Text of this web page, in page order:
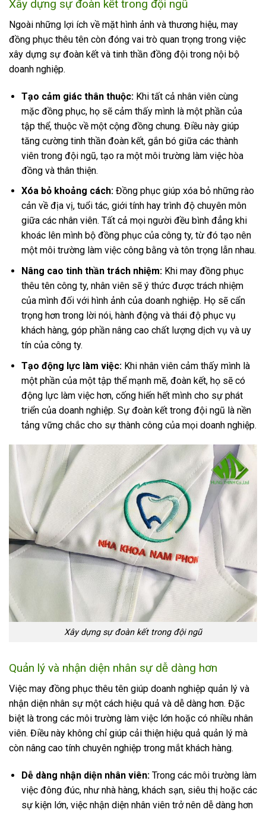
Xây dựng sự đoàn kết trong đội ngũ
Ngoài những lợi ích về mặt hình ảnh và thương hiệu, may
đồng phục thêu tên còn đóng vai trò quan trọng trong việc
xây dựng sự đoàn kết và tinh thần đồng đội trong nội bộ
doanh nghiệp.
Tạo cảm giác thân thuộc: Khi tất cả nhân viên cùng
mặc đồng phục, họ sẽ cảm thấy mình là một phần của
tập thể, thuộc về một cộng đồng chung. Điều này giúp
tăng cường tinh thần đoàn kết, gắn bó giữa các thành
viên trong đội ngũ, tạo ra một môi trường làm việc hòa
đồng và thân thiện.
Xóa bỏ khoảng cách:Đồng phục giúp xóa bỏ những rào
cản về địa vị, tuổi tác, giới tính hay trình độ chuyên môn
giữa các nhân viên. Tất cả mọi người đều bình đẳng khi
khoác lên mình bộ đồng phục của công ty, từ đó tạo nên
một môi trường làm việc công bằng và tôn trọng lẫn nhau.
Nâng cao tinh thần trách nhiệm: Khi may đồng phục
thêu tên công ty, nhân viên sẽ ý thức được trách nhiệm
của mình đối với hình ảnh của doanh nghiệp. Họ sẽ cẩn
trọng hơn trong lời nói, hành động và thái độ phục vụ
khách hàng, góp phần nâng cao chất lượng dịch vụ và uy
tín của công ty.
Tạo động lực làm việc: Khi nhân viên cảm thấy mình là
một phần của một tập thể mạnh mẽ, đoàn kết, họ sẽ có
động lực làm việc hơn, cống hiến hết mình cho sự phát
triển của doanh nghiệp. Sự đoàn kết trong đội ngũ là nền
tảng vững chắc cho sự thành công của mọi doanh nghiệp.
Xây dựng sự đoàn kết trong đội ngũ
Quản lý và nhận diện nhân sự dễ dàng hơn
Việc may đồng phục thêu tên giúp doanh nghiệp quản lý và
nhận diện nhân sự một cách hiệu quả và dễ dàng hơn. Đặc
biệt là trong các môi trường làm việc lớn hoặc có nhiều nhân
viên. Điều này không chỉ giúp cải thiện hiệu quả quản lý mà
còn nâng cao tính chuyên nghiệp trong mắt khách hàng.
Dễ dàng nhận diện nhân viên: Trong các môi trường làm
việc đông đúc, như nhà hàng, khách sạn, siêu thị hoặc các
sự kiện lớn, việc nhận diện nhân viên trở nên dễ dàng hơn